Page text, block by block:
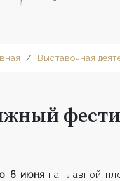
Выставочная
6 июняна главной